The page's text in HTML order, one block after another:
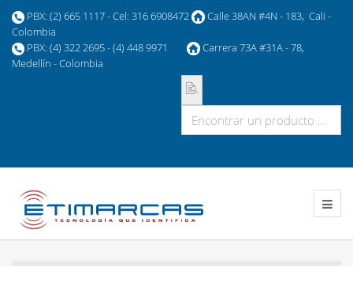
PBX: (2) 665 1117 - Cel: 316 6908472
Calle 38AN #4N - 183, Cali -
Colombia
PBX: (4) 322 2695 - (4) 448 9971
Carrera 73A #31A - 78,
Medellín - Colombia